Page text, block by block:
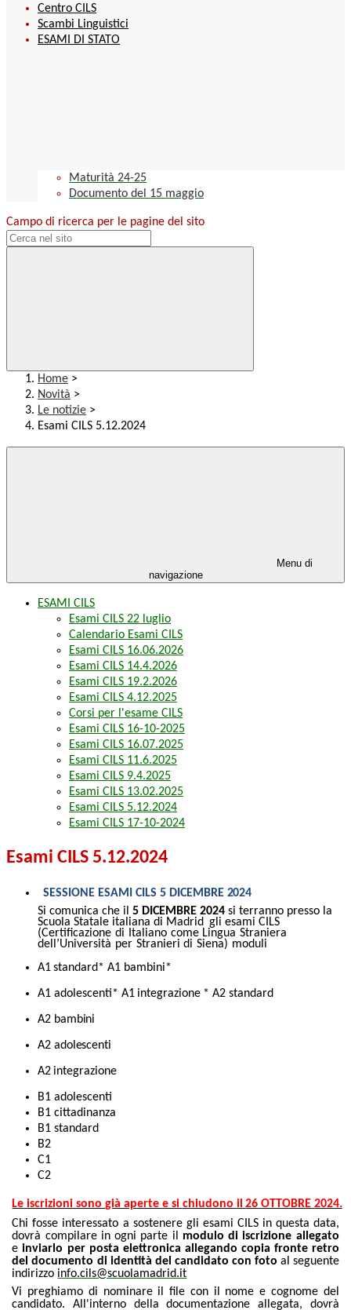
Centro CILS
Scambi Linguistici
ESAMI DI STATO
Maturità 24-25
Documento del 15 maggio
Campo di ricerca per le pagine del sito
Home >
Novità >
Le notizie >
Esami CILS 5.12.2024
Menu di
navigazione
ESAMI CILS
Esami CILS 22 luglio
Calendario Esami CILS
Esami CILS 16.06.2026
Esami CILS 14.4.2026
Esami CILS 19.2.2026
Esami CILS 4.12.2025
Corsi per l'esame CILS
Esami CILS 16-10-2025
Esami CILS 16.07.2025
Esami CILS 11.6.2025
Esami CILS 9.4.2025
Esami CILS 13.02.2025
Esami CILS 5.12.2024
Esami CILS 17-10-2024
Esami CILS 5.12.2024
SESSIONE ESAMI CILS 5 DICEMBRE 2024
Si comunica che il 5 DICEMBRE 2024 si terranno presso la
Scuola Statale italiana di Madrid gli esami CILS
(Certificazione di Italiano come Lingua Straniera
dell’Università per Stranieri di Siena) moduli
A1standard* A1 bambini*
A1 adolescenti* A1 integrazione * A2 standard
A2 bambini
A2 adolescenti
A2 integrazione
B1 adolescenti
B1 cittadinanza
B1 standard
B2
C1
C2
Le iscrizioni sono già aperte e si chiudono il 26 OTTOBRE 2024.
Chi fosse interessato a sostenere gli esami CILS in questa data,
dovrà compilare in ogni parte il modulo di iscrizione allegato
einviarlo per posta elettronica allegando copia fronte retro
del documento di identità del candidato con foto al seguente
indirizzo info.cils@scuolamadrid.it
Vi preghiamo di nominare il file con il nome e cognome del
candidato. All'interno della documentazione allegata, dovrà